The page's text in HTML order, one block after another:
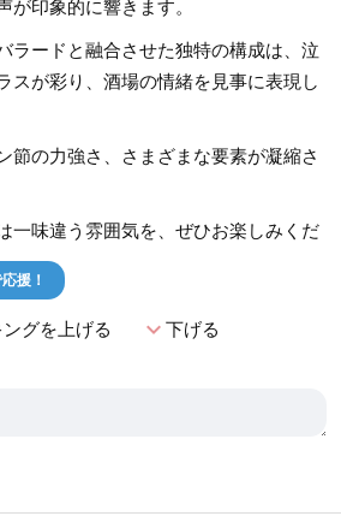
が印象的に響きます。
ラードと融合させた独特の構成は、泣
スが彩り、酒場の情緒を見事に表現し
節の力強さ、さまざまな要素が凝縮さ
一味違う雰囲気を、ぜひお楽しみくだ
グを上げる
援！
expand_more下げる